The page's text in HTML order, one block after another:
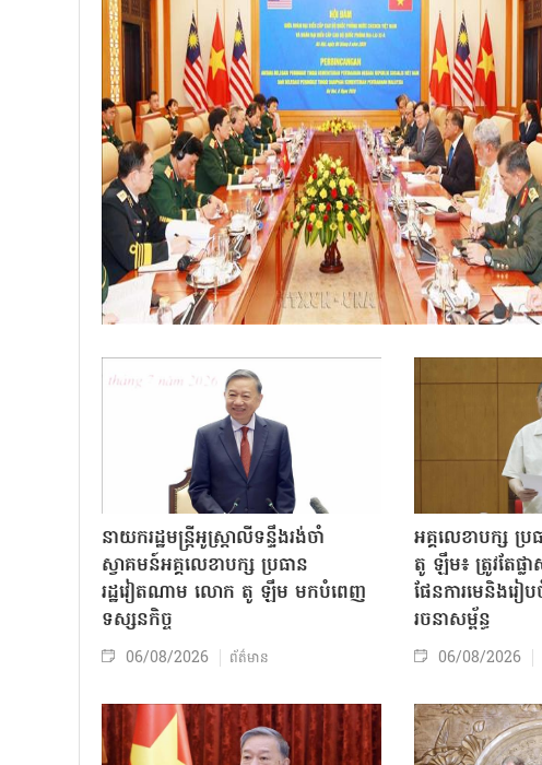
នាយករដ្ឋមន្ត្រីអូស្ត្រាលីទន្ទឹងរង់ចាំ
ស្វាគមន៍អគ្គលេខាបក្ស ប្រធាន
រដ្ឋវៀតណាម លោក តូ ឡឹម មកបំពេញ
ទស្សនកិច្ច
06/08/2026 ព័ត៌មាន
អគ្គលេខាបក្ស ប្
តូ ឡឹម៖ ត្រូវតែផ្លាស់
ផែនការមេនិងរៀប
រចនាសម្ព័ន្ធ
06/08/2026